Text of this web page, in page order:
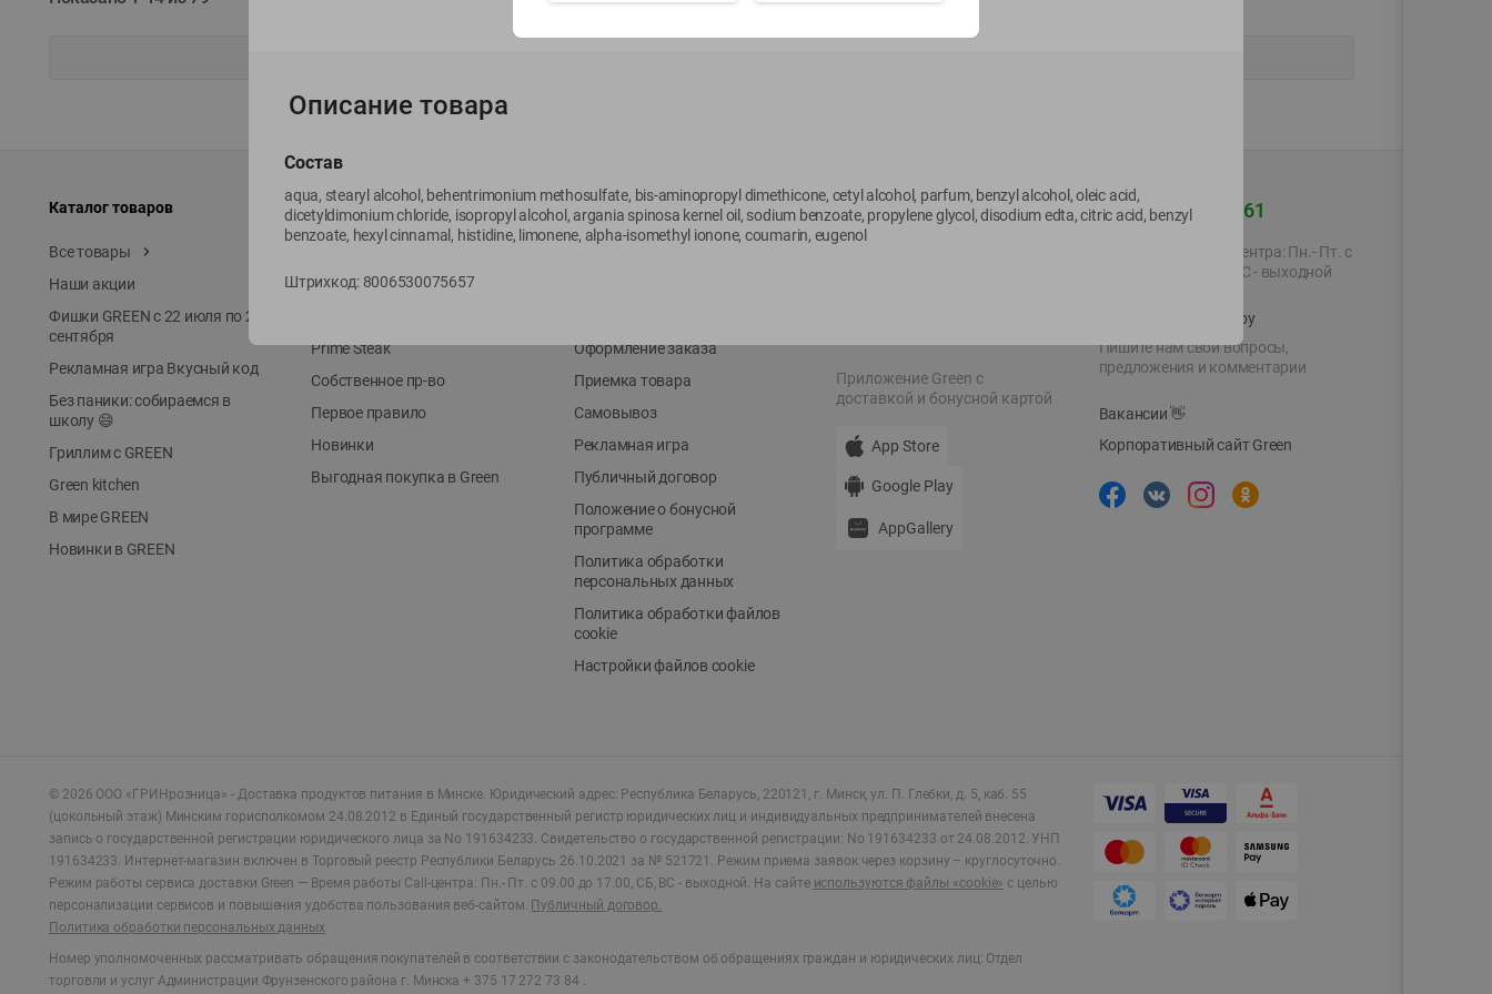
Каталог товаров
Все товары
Наши акции
Фишки GREEN с 22 июля по 22
сентября
Рекламная игра Вкусный код
Без паники: собираемся в
школу 😄
Гриллим с GREEN
Green kitchen
В мире GREEN
Новинки в GREEN
Специально для вас
Местное известное
Prime Steak
Собственное пр-во
Первое правило
Новинки
Выгодная покупка в Green
О сервисе
Оформление заказа
Приемка товара
Самовывоз
Рекламная игра
Публичный договор
Положение о бонусной
программе
Политика обработки
персональных данных
Политика обработки файлов
cookie
Настройки файлов cookie
Мой Green
Приложение Green c
доставкой и бонусной картой
App Store
Google Play
AppGallery
+375 44 560-60-61
Время работы Call-центра: Пн.- Пт. с
09.00 до 17.00, СБ, ВС - выходной
shop@green-market.by
Пишите нам свои вопросы,
предложения и комментарии
Вакансии👋
Корпоративный сайт Green
© 2026 ООО «ГРИНрозница» - Доставка продуктов питания в Минске. Юридический адрес: Республика Беларусь, 220121, г. Минск, ул. П. Глебки, д. 5, каб. 55
(цокольный этаж) Минским горисполкомом 24.08.2012 в Единый государственный регистр юридических лиц и индивидуальных предпринимателей внесена
запись о государственной регистрации юридического лица за No 191634233. Свидетельство о государственной регистрации: No 191634233 от 24.08.2012. УНП
191634233. Интернет-магазин включен в Торговый реестр Республики Беларусь 26.10.2021 за № 521721. Режим приема заявок через корзину – круглосуточно.
Режим работы сервиса доставки Green — Время работы Call-центра: Пн.- Пт. с 09.00 до 17.00, СБ, ВС - выходной. На сайте используются файлы «cookie» с целью
персонализации сервисов и повышения удобства пользования веб-сайтом. Публичный договор.
Политика обработки персональных данных
Номер уполномоченных рассматривать обращения покупателей в соответствии с законодательством об обращениях граждан и юридических лиц: Отдел
торговли и услуг Администрации Фрунзенского района г. Минска + 375 17 272 73 84 .
Описание товара
Состав
aqua, stearyl alcohol, behentrimonium methosulfate, bis-aminopropyl dimethicone, cetyl alcohol, parfum, benzyl alcohol, oleic acid,
dicetyldimonium chloride, isopropyl alcohol, argania spinosa kernel oil, sodium benzoate, propylene glycol, disodium edta, citric acid, benzyl
benzoate, hexyl cinnamal, histidine, limonene, alpha-isomethyl ionone, coumarin, eugenol
Штрихкод: 8006530075657